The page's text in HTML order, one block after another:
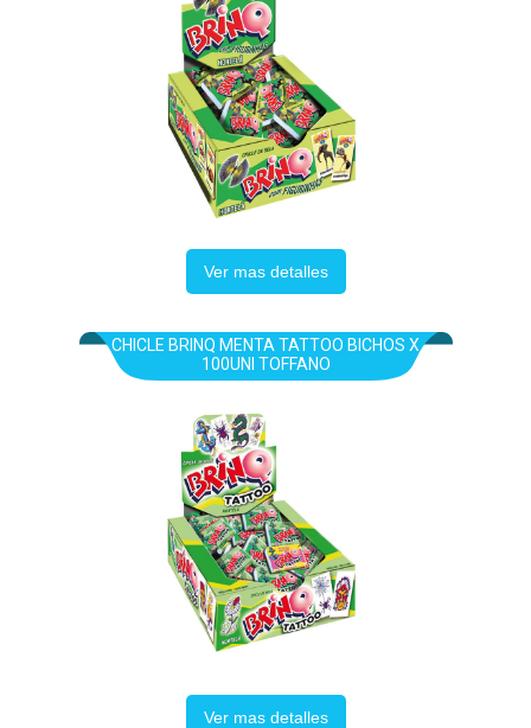
Ver mas detalles
CHICLE BRINQ MENTA TATTOO BICHOS X
100UNI TOFFANO
Ver mas detalles